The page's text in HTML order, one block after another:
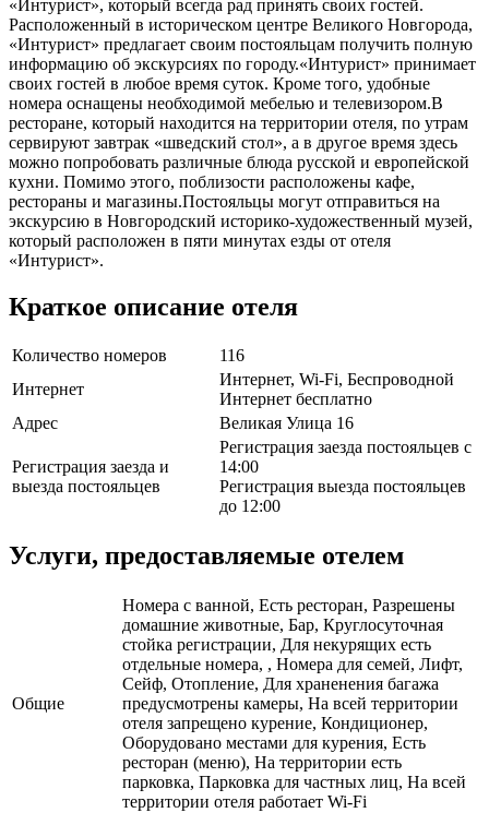
«Интурист», который всегда рад принять своих гостей.
Расположенный в историческом центре Великого Новгорода,
«Интурист» предлагает своим постояльцам получить полную
информацию об экскурсиях по городу.«Интурист» принимает
своих гостей в любое время суток. Кроме того, удобные
номера оснащены необходимой мебелью и телевизором.В
ресторане, который находится на территории отеля, по утрам
сервируют завтрак «шведский стол», а в другое время здесь
можно попробовать различные блюда русской и европейской
кухни. Помимо этого, поблизости расположены кафе,
рестораны и магазины.Постояльцы могут отправиться на
экскурсию в Новгородский историко-художественный музей,
который расположен в пяти минутах езды от отеля
«Интурист».
Краткое описание отеля
Количество номеров
116
Интернет
Интернет, Wi-Fi, Беспроводной
Интернет бесплатно
Адрес
Великая Улица 16
Регистрация заезда и
выезда постояльцев
Регистрация заезда постояльцев с
14:00
Регистрация выезда постояльцев
до 12:00
Услуги, предоставляемые отелем
Общие
Номера с ванной, Есть ресторан, Разрешены
домашние животные, Бар, Круглосуточная
стойка регистрации, Для некурящих есть
отдельные номера, , Номера для семей, Лифт,
Сейф, Отопление, Для храненения багажа
предусмотрены камеры, На всей территории
отеля запрещено курение, Кондиционер,
Оборудовано местами для курения, Есть
ресторан (меню), На территории есть
парковка, Парковка для частных лиц, На всей
территории отеля работает Wi-Fi